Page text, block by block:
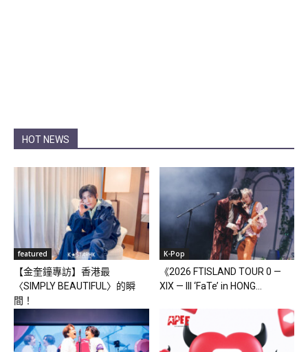
HOT NEWS
featured
【金奎鐘專訪】香港最
〈SIMPLY BEAUTIFUL〉的瞬
間！
K-Pop
《2026 FTISLAND TOUR 0 —
XIX — III ‘FaTe’ in HONG...